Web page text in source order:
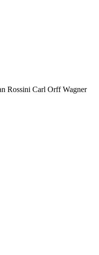
Rossini Carl Orff Wagner